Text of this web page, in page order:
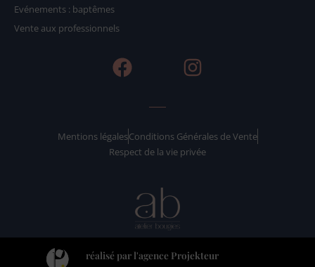
Evénements : baptêmes
Vente aux professionnels
F
a
b
o
I
n
a
g
Mentions légalesConditions Générales de Vente
Respect de la vie privée
réalisé par l'agence Projekteur